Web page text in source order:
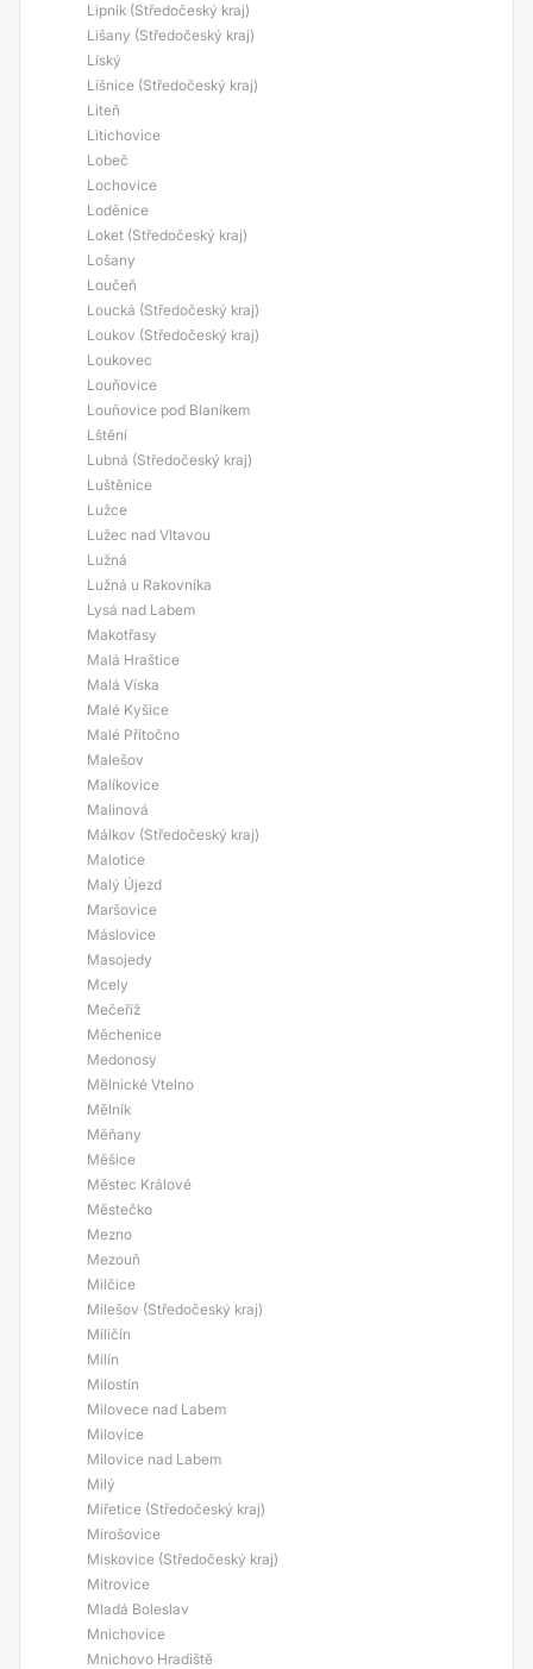
Lipník (Středočeský kraj)
Lišany (Středočeský kraj)
Líský
Líšnice (Středočeský kraj)
Liteň
Litichovice
Lobeč
Lochovice
Loděnice
Loket (Středočeský kraj)
Lošany
Loučeň
Loucká (Středočeský kraj)
Loukov (Středočeský kraj)
Loukovec
Louňovice
Louňovice pod Blaníkem
Lštění
Lubná (Středočeský kraj)
Luštěnice
Lužce
Lužec nad Vltavou
Lužná
Lužná u Rakovníka
Lysá nad Labem
Makotřasy
Malá Hraštice
Malá Víska
Malé Kyšice
Malé Přítočno
Malešov
Malíkovice
Malinová
Málkov (Středočeský kraj)
Malotice
Malý Újezd
Maršovice
Máslovice
Masojedy
Mcely
Mečeříž
Měchenice
Medonosy
Mělnické Vtelno
Mělník
Měňany
Měšice
Městec Králové
Městečko
Mezno
Mezouň
Milčice
Milešov (Středočeský kraj)
Miličín
Milín
Milostín
Milovece nad Labem
Milovice
Milovice nad Labem
Milý
Miřetice (Středočeský kraj)
Mirošovice
Miskovice (Středočeský kraj)
Mitrovice
Mladá Boleslav
Mnichovice
Mnichovo Hradiště